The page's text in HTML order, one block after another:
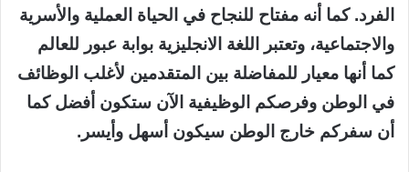
الفرد. كما أنه مفتاح للنجاح في الحياة العملية والأسرية
والاجتماعية، وتعتبر اللغة الانجليزية بوابة عبور للعالم
كما أنها معيار للمفاضلة بين المتقدمين لأغلب الوظائف
في الوطن وفرصكم الوظيفية الآن ستكون أفضل كما
أن سفركم خارج الوطن سيكون أسهل وأيسر.